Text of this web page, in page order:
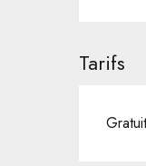
Tarifs